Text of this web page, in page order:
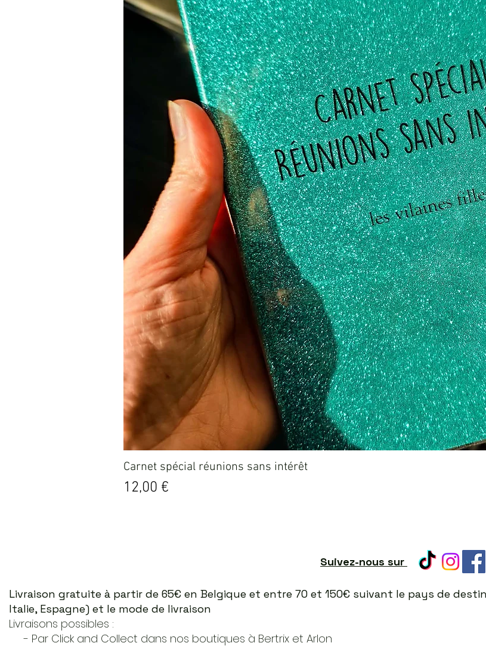
Carnet spécial réunions sans intérêt
Prix
12,00 €
Suivez-nous sur
Livraison gratuite à partir de 65€ en Belgique et entre 70 et 150€ suivant le pays de
Italie, Espagne) et le mode de livraison
Livraisons possibles :
- Par Click and Collect dans nos boutiques à Bertrix et Arlon